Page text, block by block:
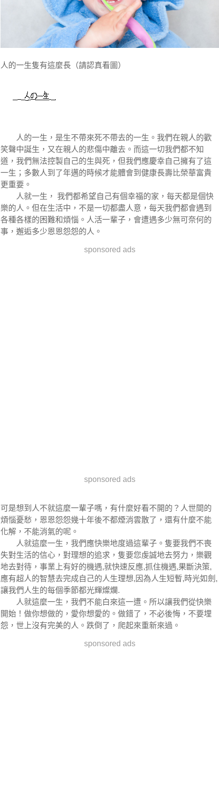
人的一生隻有這麼長（請認真看圖）
人的一生，是生不帶來死不帶去的一生。我們在親人的歡
笑聲中誕生，又在親人的悲傷中離去。而這一切我們都不知
道，我們無法控製自己的生與死，但我們應慶幸自己擁有了這
一生；多數人到了年邁的時候才能體會到健康長壽比榮華富貴
更重要。
人就一生， 我們都希望自己有個幸福的家，每天都是個快
樂的人。但在生活中，不是一切都盡人意，每天我們都會遇到
各種各樣的困難和煩惱。人活一輩子，會遭遇多少無可奈何的
事，邂逅多少恩恩怨怨的人。
sponsored ads
sponsored ads
可是想到人不就這麼一輩子嗎，有什麼好看不開的？人世間的
煩惱憂愁，恩恩怨怨幾十年後不都煙消雲散了，還有什麼不能
化解，不能消氣的呢。
人就這麼一生，我們應快樂地度過這輩子。隻要我們不喪
失對生活的信心，對理想的追求，隻要您虔誠地去努力，樂觀
地去對待，事業上有好的機遇,就快速反應,抓住機遇,果斷決策,
應有超人的智慧去完成自己的人生理想,因為人生短暫,時光如劍,
讓我們人生的每個季節都光輝燦爛.
人就這麼一生，我們不能白來這一遭。所以讓我們從快樂
開始！做你想做的，愛你想愛的。做錯了，不必後悔，不要埋
怨，世上沒有完美的人。跌倒了，爬起來重新來過。
sponsored ads